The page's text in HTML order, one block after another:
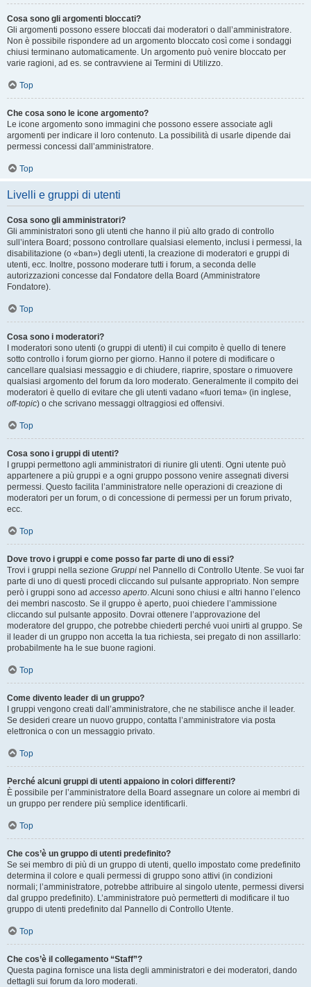
Cosa sono gli argomenti bloccati?
Gli argomenti possono essere bloccati dai moderatori o dall’amministratore.
Non è possibile rispondere ad un argomento bloccato così come i sondaggi
chiusi terminano automaticamente. Un argomento può venire bloccato per
varie ragioni, ad es. se contravviene ai Termini di Utilizzo.
Top
Che cosa sono le icone argomento?
Le icone argomento sono immagini che possono essere associate agli
argomenti per indicare il loro contenuto. La possibilità di usarle dipende dai
permessi concessi dall’amministratore.
Top
Livelli e gruppi di utenti
Cosa sono gli amministratori?
Gli amministratori sono gli utenti che hanno il più alto grado di controllo
sull’intera Board; possono controllare qualsiasi elemento, inclusi i permessi, la
disabilitazione (o «ban») degli utenti, la creazione di moderatori e gruppi di
utenti, ecc. Inoltre, possono moderare tutti i forum, a seconda delle
autorizzazioni concesse dal Fondatore della Board (Amministratore
Fondatore).
Top
Cosa sono i moderatori?
I moderatori sono utenti (o gruppi di utenti) il cui compito è quello di tenere
sotto controllo i forum giorno per giorno. Hanno il potere di modificare o
cancellare qualsiasi messaggio e di chiudere, riaprire, spostare o rimuovere
qualsiasi argomento del forum da loro moderato. Generalmente il compito dei
moderatori è quello di evitare che gli utenti vadano «fuori tema» (in inglese,
off-topic) o che scrivano messaggi oltraggiosi ed offensivi.
Top
Cosa sono i gruppi di utenti?
I gruppi permettono agli amministratori di riunire gli utenti. Ogni utente può
appartenere a più gruppi e a ogni gruppo possono venire assegnati diversi
permessi. Questo facilita l’amministratore nelle operazioni di creazione di
moderatori per un forum, o di concessione di permessi per un forum privato,
ecc.
Top
Dove trovo i gruppi e come posso far parte di uno di essi?
Trovi i gruppi nella sezione Gruppi nel Pannello di Controllo Utente. Se vuoi far
parte di uno di questi procedi cliccando sul pulsante appropriato. Non sempre
però i gruppi sono ad accesso aperto. Alcuni sono chiusi e altri hanno l’elenco
dei membri nascosto. Se il gruppo è aperto, puoi chiedere l’ammissione
cliccando sul pulsante apposito. Dovrai ottenere l’approvazione del
moderatore del gruppo, che potrebbe chiederti perché vuoi unirti al gruppo. Se
il leader di un gruppo non accetta la tua richiesta, sei pregato di non assillarlo:
probabilmente ha le sue buone ragioni.
Top
Come divento leader di un gruppo?
I gruppi vengono creati dall’amministratore, che ne stabilisce anche il leader.
Se desideri creare un nuovo gruppo, contatta l’amministratore via posta
elettronica o con un messaggio privato.
Top
Perché alcuni gruppi di utenti appaiono in colori differenti?
È possibile per l’amministratore della Board assegnare un colore ai membri di
un gruppo per rendere più semplice identificarli.
Top
Che cos’è un gruppo di utenti predefinito?
Se sei membro di più di un gruppo di utenti, quello impostato come predefinito
determina il colore e quali permessi di gruppo sono attivi (in condizioni
normali; l’amministratore, potrebbe attribuire al singolo utente, permessi diversi
dal gruppo predefinito). L’amministratore può permetterti di modificare il tuo
gruppo di utenti predefinito dal Pannello di Controllo Utente.
Top
Che cos’è il collegamento “Staff”?
Questa pagina fornisce una lista degli amministratori e dei moderatori, dando
dettagli sui forum da loro moderati.